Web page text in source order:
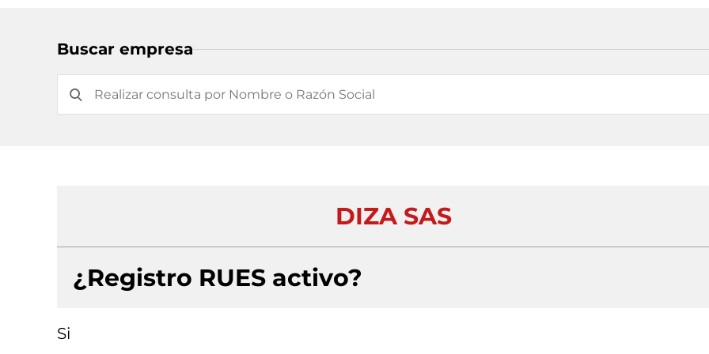
Buscar empresa
DIZA SAS
¿Registro RUES activo?
Si